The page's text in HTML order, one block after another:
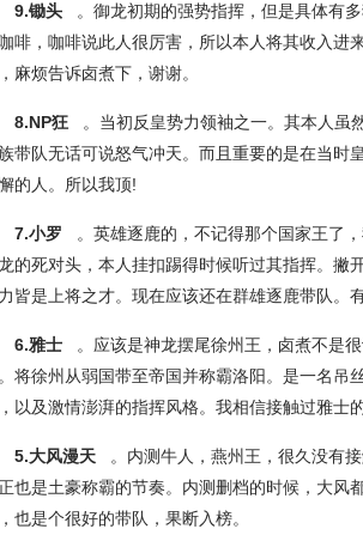
9.锄头。御龙初期的强势指挥，但是具体有多
啡，咖啡说此人很厉害，所以本人将其收入进
麻烦告诉卤煮下，谢谢。
8.NP狂。当初反皇势力领袖之一。其本人虽
带队无话可说怒气冲天。而且重要的是在当时
的人。所以我顶!
7.小罗 。英雄逐鹿的，不记得那个国家王了
的死对头，本人挂扣踢得时候听过其指挥。撇
皆是上将之才。现在应该还在群雄逐鹿带队。
6.雅士。应该是神龙摆尾徐州王，卤煮不是
将徐州从弱国带至帝国并称霸洛阳。是一名吊
以及激情澎湃的指挥风格。我相信接触过雅士
5.大风漫天。内测牛人，燕州王，很久没有接
也是土豪称霸的节奏。内测删档的时候，大风
也是个很好的带队，果断入榜。